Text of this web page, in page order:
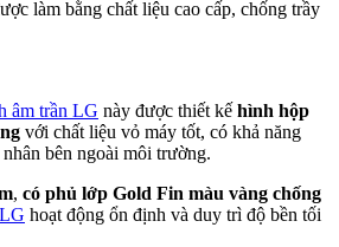
làm bằng chất liệu cao cấp, chống trầy
âm trần LG này được thiết kế hình hộp
với chất liệu vỏ máy tốt, có khả năng
bên ngoài môi trường.
, có phủ lớp Gold Fin màu vàng chống
hoạt động ổn định và duy trì độ bền tối